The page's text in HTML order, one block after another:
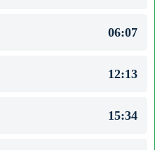
06:07
12:13
15:34